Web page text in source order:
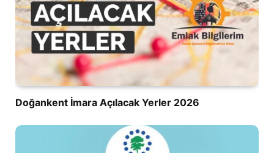
Doğankent İmara Açılacak Yerler 2026